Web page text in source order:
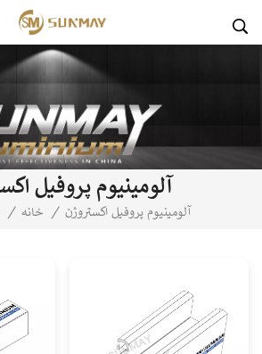
آلومینیوم پروفیل
/ خانه / آلومینیوم پروفیل اکستروژن